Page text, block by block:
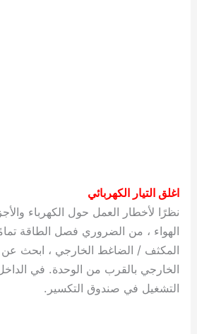
اغلق التيار الكهربائي
نظرًا لأخطار العمل حول الكهرباء
الهواء ، من الضروري فصل الطاقة
المكثف / الضاغط الخارجي ، ابحث عن
الخارجي بالقرب من الوحدة. في
التشغيل في صندوق التكسير.